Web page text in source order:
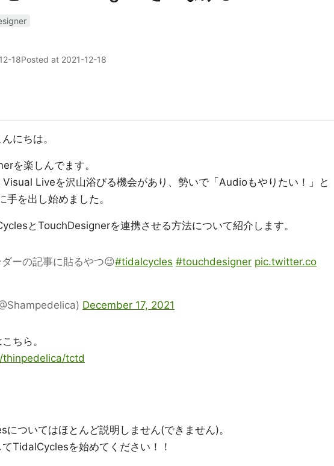
18Posted at 2021-12-18
にちは。
を楽しんでます。
Liveを沢山浴びる機会があり、勢いで「Audioもやりたい！」と
を出し始めました。
とTouchDesignerを連携させる方法について紹介します。
ーの記事に貼るやつ😉#tidalcycles #touchdesigner pic.twitter.co
December 17, 2021
ちら。
tctd
ついてはほとんど説明しません(できません)。
TidalCyclesを始めてください！！